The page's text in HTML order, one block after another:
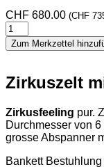
CHF 680.00 (CHF
Zirkuszelt
6
Meter
Zum Merkzettel
Zirkuszelt
Zirkusfeeling pur.
Durchmesser von
grosse Abspanner
Bankett